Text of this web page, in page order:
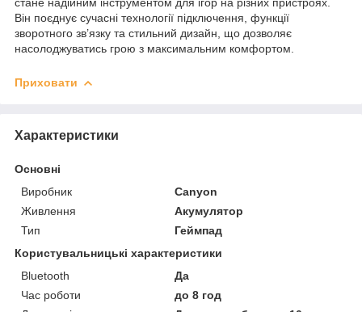
Він поєднує сучасні технології підключення, функції
зворотного зв’язку та стильний дизайн, що дозволяє
насолоджуватись грою з максимальним комфортом.
Приховати
Характеристики
Основні
Виробник
Canyon
Живлення
Акумулятор
Тип
Геймпад
Користувальницькі характеристики
Bluetooth
Да
Час роботи
до 8 год